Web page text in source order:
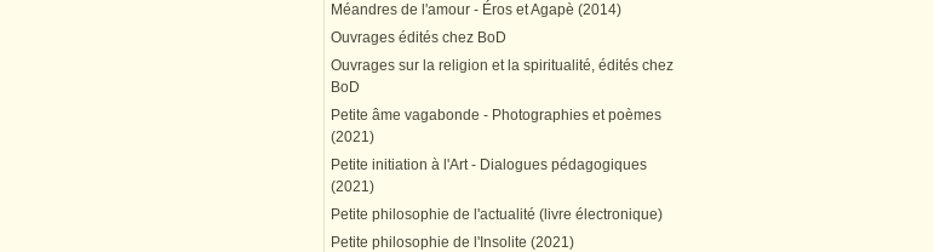
Méandres de l'amour - Éros et Agapè (2014)
Ouvrages édités chez BoD
Ouvrages sur la religion et la spiritualité, édités chez
BoD
Petite âme vagabonde - Photographies et poèmes
(2021)
Petite initiation à l'Art - Dialogues pédagogiques
(2021)
Petite philosophie de l'actualité (livre électronique)
Petite philosophie de l'Insolite (2021)